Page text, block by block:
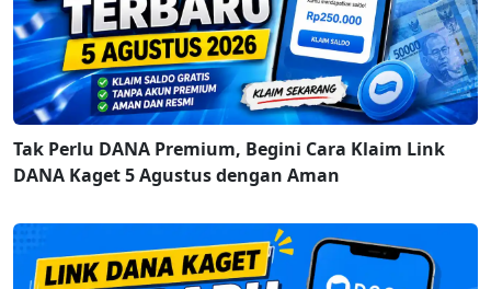
Tak Perlu DANA Premium, Begini Cara Klaim Link
DANA Kaget 5 Agustus dengan Aman